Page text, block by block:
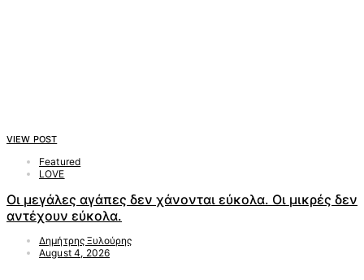
VIEW POST
Featured
LOVE
Οι μεγάλες αγάπες δεν χάνονται εύκολα. Οι μικρές δεν
αντέχουν εύκολα.
Δημήτρης Ξυλούρης
August 4, 2026